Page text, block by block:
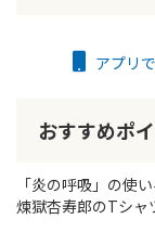
アプリ
おすすめポ
「炎の呼吸」の使
煉獄杏寿郎のTシャ